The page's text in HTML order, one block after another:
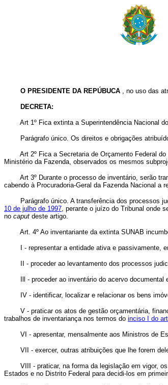
O PRESIDENTE DA REPÚBUCA , no uso das
DECRETA:
Art 1º Fica extinta a Superintendência Nacional
Parágrafo único. Os direitos e obrigações
Art 2º Fica a Secretaria de Orçamento Federal
Ministério da Fazenda, observados os mesmos
Art 3º Durante o processo de inventário, serão
cabendo à Procuradoria-Geral da Fazenda Nacional a
Parágrafo único. A transferência dos processos
10 de julho de 1997, perante o juízo do Tribunal onde
no caput deste artigo.
Art. 4º Ao inventariante da extinta SUNAB
I - representar a entidade ativa e passivamente,
II - proceder ao levantamento dos processos
Ill - proceder ao inventário do acervo documental e
IV - identificar, localizar e relacionar os bens
V - praticar os atos de gestão orçamentária,
trabalhos de inventariança nos termos do inciso I do
VI - apresentar, mensalmente aos Ministros de
VII - exercer, outras atribuições que lhe forem
VIII - praticar, na forma da legislação em vigor, os
Estados e no Distrito Federal para decidi-los em